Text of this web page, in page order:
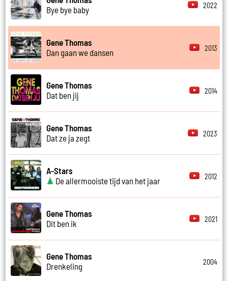
Bye bye baby
2022
Gene Thomas
Dan gaan we dansen
2013
Gene Thomas
Dat ben jij
2014
Gene Thomas
Dat ze ja zegt
2023
A-Stars
De allermooiste tijd van het jaar
2012
Gene Thomas
Dit ben ik
2021
Gene Thomas
Drenkeling
2004